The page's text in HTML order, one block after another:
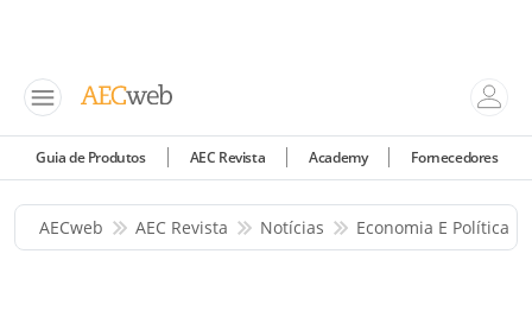
Guia de Produtos AEC Revista Academy Fornecedores
AECweb AEC Revista Notícias Economia E Política